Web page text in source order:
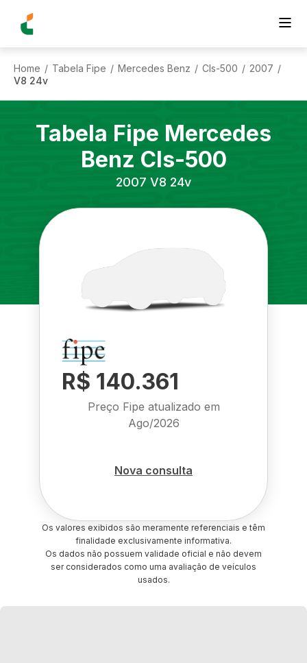
Home / Tabela Fipe / Mercedes Benz / Cls-500 / 2007 /
V8 24v
Tabela Fipe Mercedes
Benz Cls-500
2007 V8 24v
R$ 140.361
Preço Fipe atualizado em
Ago/2026
Nova consulta
Os valores exibidos são meramente referenciais e têm
finalidade exclusivamente informativa.
Os dados não possuem validade oficial e não devem
ser considerados como uma avaliação de veículos
usados.